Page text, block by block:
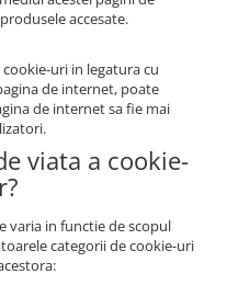
accesate.
uri in legatura cu
de internet, poate
de internet sa fie mai
viata a cookie-
varia in functie de scopul
categorii de cookie-uri